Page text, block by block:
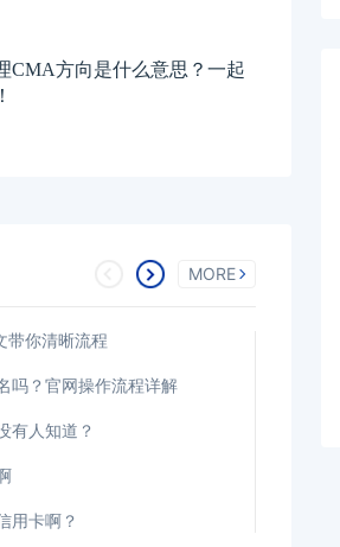
CMA方向是什么意思？一起
MORE
带你清晰流程
吗？官网操作流程详解
有人知道？
用卡啊？
管理会计师值得考吗？考生必